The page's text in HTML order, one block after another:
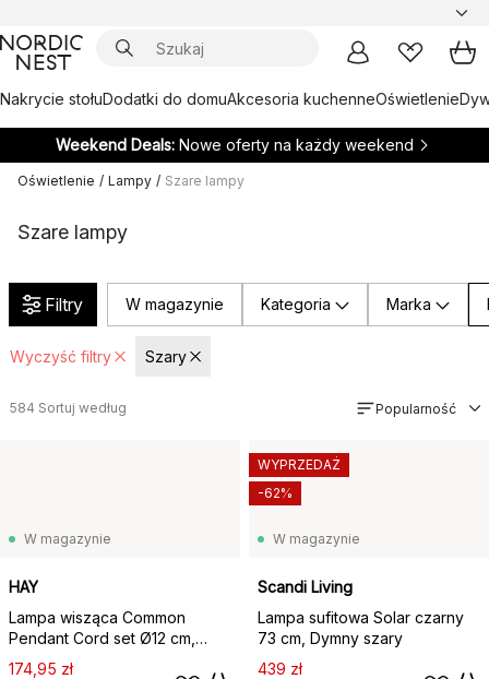
Nakrycie stołuDodatki do domuAkcesoria kuchenneOświetlenie
Weekend Deals: Nowe oferty na każdy weekend
Oświetlenie / Lampy / Szare lampy
Szare lampy
Filtry W magazynie Kategoria Marka
Wyczyść filtry Szary
584 Sortuj według Popularność
W magazynie
HAY
Lampa wisząca Common
Pendant Cord set Ø12 cm,
Beton grey
174,95 zł
W magazynie
Scandi Living
Lampa sufitowa Solar czarny
73 cm, Dymny szary
439 zł
WYPRZEDAŻ
-62%